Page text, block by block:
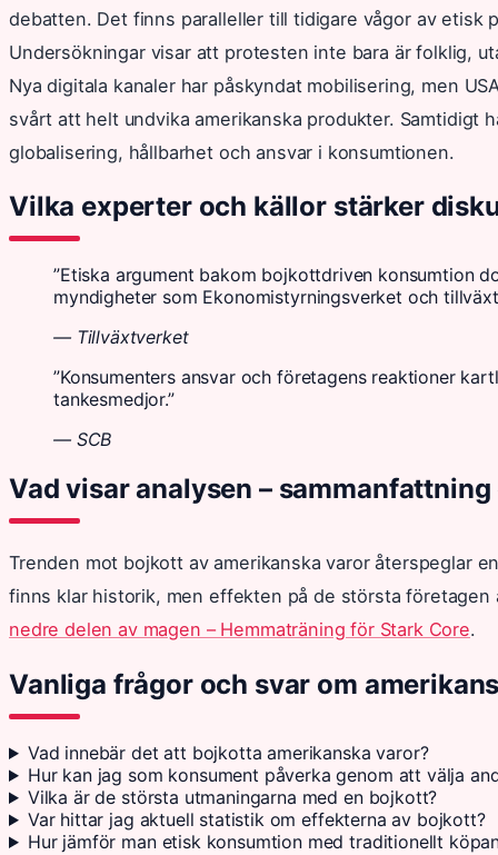
debatten. Det finns paralleller till tidigare vågor av etisk
Undersökningar visar att protesten inte bara är folklig,
Nya digitala kanaler har påskyndat mobilisering, men
svårt att helt undvika amerikanska produkter. Samtidigt
globalisering, hållbarhet och ansvar i konsumtionen.
Vilka experter och källor stärker
”Etiska argument bakom bojkottdriven konsumtion
myndigheter som Ekonomistyrningsverket och
— Tillväxtverket
”Konsumenters ansvar och företagens reaktioner
tankesmedjor.”
— SCB
Vad visar analysen –
Trenden mot bojkott av amerikanska varor återspeglar
finns klar historik, men effekten på de största
nedre delen av magen – Hemmaträning för Stark Core.
Vanliga frågor och svar om
Vad innebär det att bojkotta amerikanska varor?
Hur kan jag som konsument påverka genom att välja
Vilka är de största utmaningarna med en bojkott?
Var hittar jag aktuell statistik om effekterna av bojkott?
Hur jämför man etisk konsumtion med traditionellt